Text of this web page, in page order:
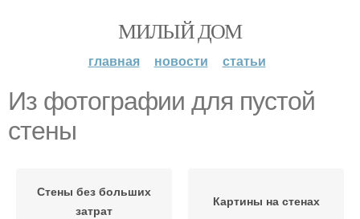
МИЛЫЙ ДОМ
главная новости статьи
Из фотографии для пустой
стены
Стены без больших
затрат
Картины на стенах